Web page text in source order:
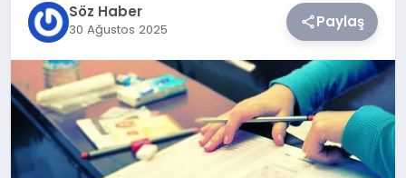
YAŞAM
Söz Haber
30 Ağustos 2025 Paylaş